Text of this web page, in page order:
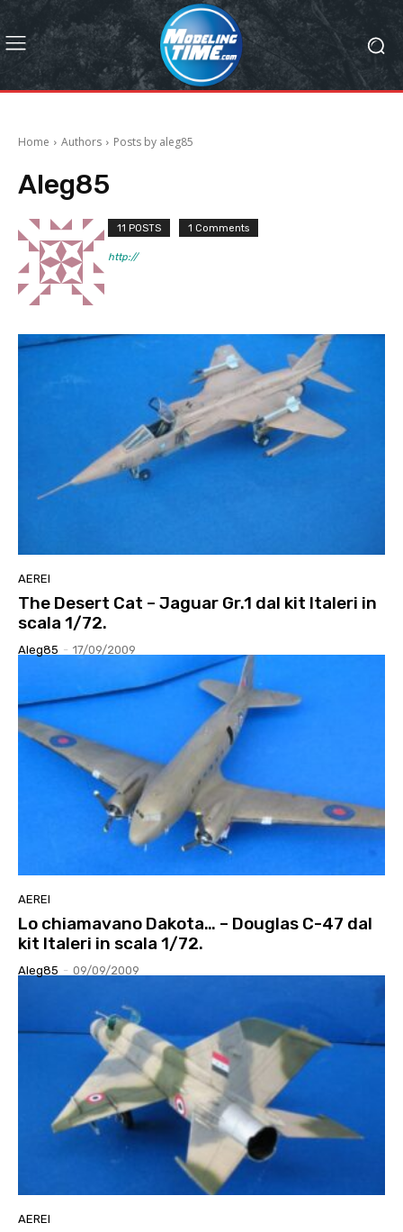
Home Authors Posts by aleg85
Aleg85
11 POSTS 1 Comments
http://
AEREI
The Desert Cat – Jaguar Gr.1 dal kit Italeri in
scala 1/72.
Aleg85 - 17/09/2009
AEREI
Lo chiamavano Dakota… – Douglas C-47 dal
kit Italeri in scala 1/72.
Aleg85 - 09/09/2009
AEREI